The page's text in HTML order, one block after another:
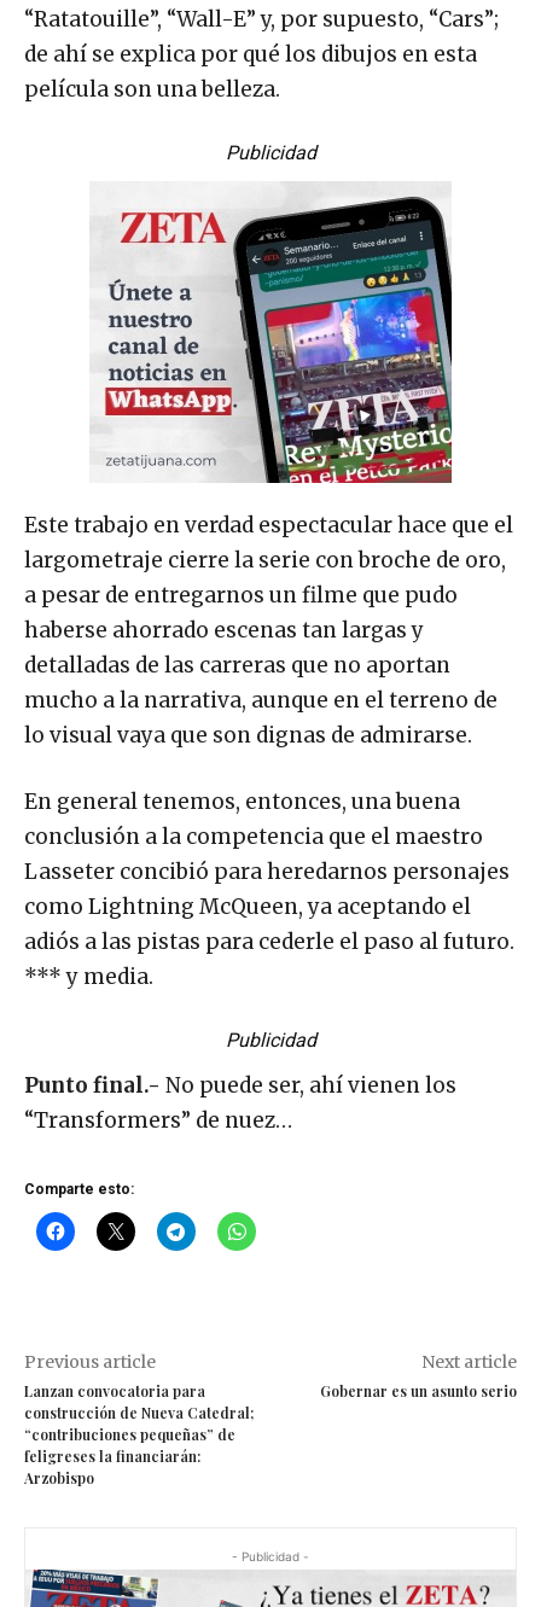
“Ratatouille”, “Wall-E” y, por supuesto, “Cars”;
de ahí se explica por qué los dibujos en esta
película son una belleza.
Publicidad
Este trabajo en verdad espectacular hace que el
largometraje cierre la serie con broche de oro,
a pesar de entregarnos un filme que pudo
haberse ahorrado escenas tan largas y
detalladas de las carreras que no aportan
mucho a la narrativa, aunque en el terreno de
lo visual vaya que son dignas de admirarse.
En general tenemos, entonces, una buena
conclusión a la competencia que el maestro
Lasseter concibió para heredarnos personajes
como Lightning McQueen, ya aceptando el
adiós a las pistas para cederle el paso al futuro.
*** y media.
Publicidad
Punto final.- No puede ser, ahí vienen los
“Transformers” de nuez…
Comparte esto:
Previous article
Lanzan convocatoria para
construcción de Nueva Catedral;
“contribuciones pequeñas” de
feligreses la financiarán:
Arzobispo
Next article
Gobernar es un asunto serio
- Publicidad -